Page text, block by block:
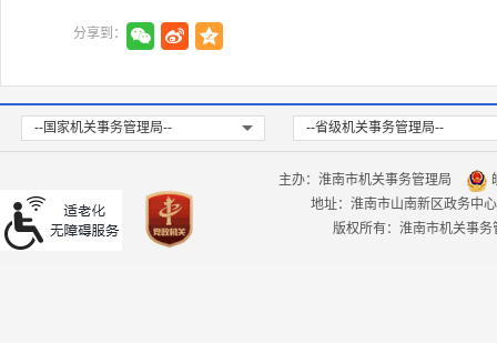
分享到：
--国家机关事务管理局-- --省级机关事务管理局--
主办：淮南市机关事务管理局
地址：淮南市山南新区政务中
版权所有：淮南市机关事务